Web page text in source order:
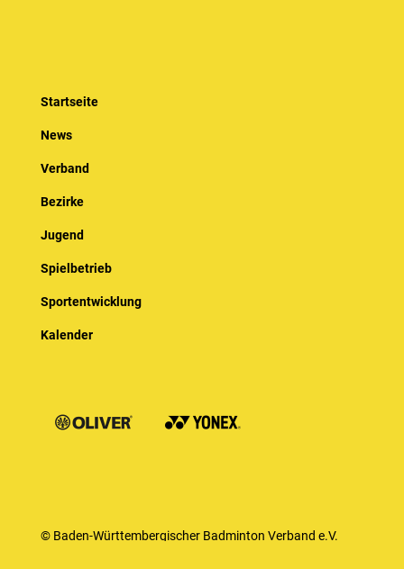
Startseite
News
Verband
Bezirke
Jugend
Spielbetrieb
Sportentwicklung
Kalender
© Baden-Württembergischer Badminton Verband e.V.